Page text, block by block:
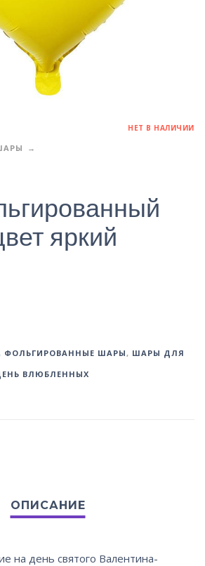
НЕТ В НАЛИЧИИ
яркий
ФОЛЬГИРОВАННЫЕ ШАРЫ, ШАРЫ ДЛЯ
ВЛЮБЛЕННЫХ
на день святого Валентина-